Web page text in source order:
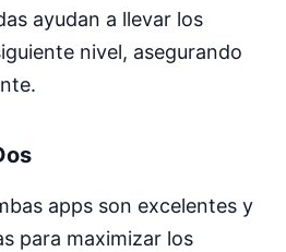
ayudan a llevar los
nivel, asegurando
apps son excelentes y
para maximizar los